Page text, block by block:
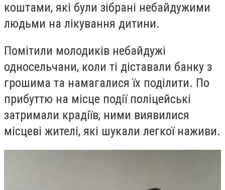
коштами, які були зібрані небайдужими
людьми на лікування дитини.
Помітили молодиків небайдужі
односельчани, коли ті діставали банку з
грошима та намагалися їх поділити. По
прибуттю на місце події поліцейські
затримали крадіїв, ними виявилися
місцеві жителі, які шукали легкої наживи.